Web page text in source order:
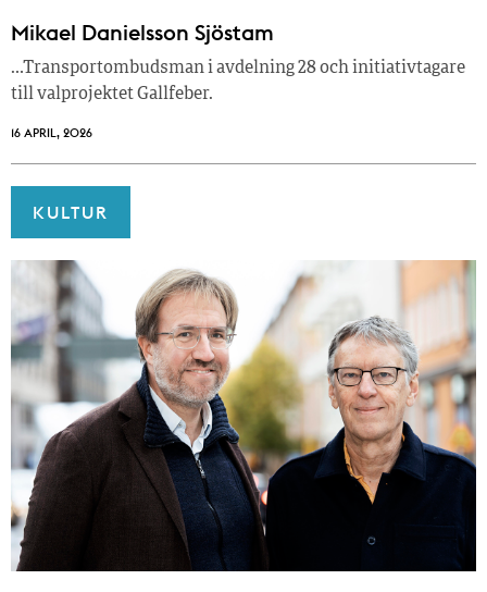
Mikael Danielsson Sjöstam
…Transportombudsman i avdelning 28 och initiativtagare
till valprojektet Gallfeber.
16 APRIL, 2026
KULTUR